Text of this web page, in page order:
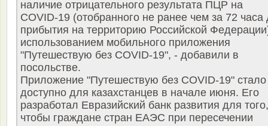
наличие отрицательного результата ПЦР на
COVID-19 (отобранного не ранее чем за 72 часа
прибытия на территорию Российской
использованием мобильного приложения
"Путешествую без COVID-19", - добавили в
посольстве.
Приложение "Путешествую без COVID-19" стало
доступно для казахстанцев в начале июня. Его
разработал Евразийский банк развития для того,
чтобы граждане стран ЕАЭС при пересечении